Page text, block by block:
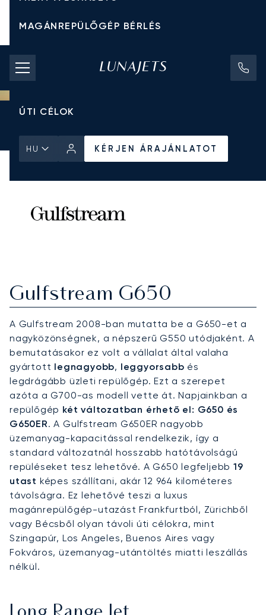
MAGÁNREPÜLŐGÉP BÉRLÉS
CHARTER ÁRAK
MAGÁNREPÜLŐGÉPEK
ÚTI CÉLOK
HU KÉRJEN ÁRAJÁNLATOT
Gulfstream G650
A Gulfstream 2008-ban mutatta be a G650-et a
nagyközönségnek, a népszerű G550 utódjaként. A
bemutatásakor ez volt a vállalat által valaha
gyártott legnagyobb, leggyorsabb és
legdrágább üzleti repülőgép. Ezt a szerepet
azóta a G700-as modell vette át. Napjainkban a
repülőgép két változatban érhető el: G650 és
G650ER. A Gulfstream G650ER nagyobb
üzemanyag-kapacitással rendelkezik, így a
standard változatnál hosszabb hatótávolságú
repüléseket tesz lehetővé. A G650 legfeljebb 19
utast képes szállítani, akár 12 964 kilométeres
távolságra. Ez lehetővé teszi a luxus
magánrepülőgép-utazást Frankfurtból, Zürichből
vagy Bécsből olyan távoli úti célokra, mint
Szingapúr, Los Angeles, Buenos Aires vagy
Fokváros, üzemanyag-utántöltés miatti leszállás
nélkül.